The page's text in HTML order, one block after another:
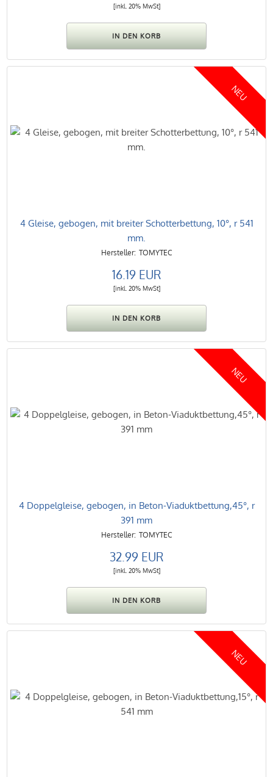
[inkl. 20% MwSt]
NEU
4 Gleise, gebogen, mit breiter Schotterbettung, 10°, r 541
mm.
TOMYTEC
16.19 EUR
[inkl. 20% MwSt]
NEU
4 Doppelgleise, gebogen, in Beton-Viaduktbettung,45°, r
391 mm
TOMYTEC
32.99 EUR
[inkl. 20% MwSt]
NEU